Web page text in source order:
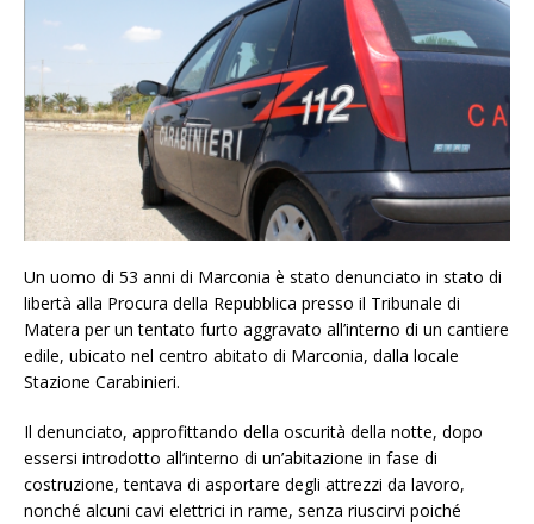
Un uomo di 53 anni di Marconia è stato denunciato in stato di
libertà alla Procura della Repubblica presso il Tribunale di
Matera per un tentato furto aggravato all’interno di un cantiere
edile, ubicato nel centro abitato di Marconia, dalla locale
Stazione Carabinieri.
Il denunciato, approfittando della oscurità della notte, dopo
essersi introdotto all’interno di un’abitazione in fase di
costruzione, tentava di asportare degli attrezzi da lavoro,
nonché alcuni cavi elettrici in rame, senza riuscirvi poiché